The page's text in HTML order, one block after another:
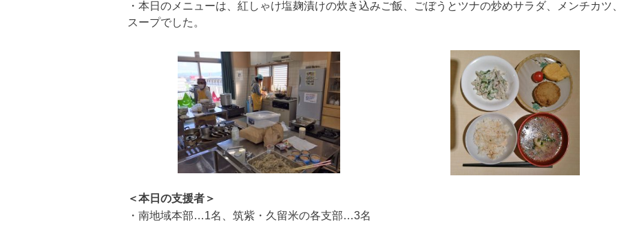
・本日のメニューは、紅しゃけ塩麹漬けの炊き込みご飯、ごぼうとツナの炒めサラダ、メンチカツ
スープでした。
＜本日の支援者＞
・南地域本部…1名、筑紫・久留米の各支部…3名